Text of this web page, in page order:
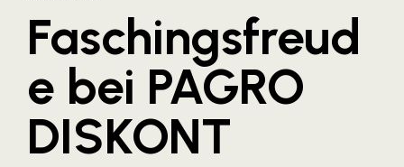
Meldungen
AKTUELLES
ACO
ALEX Krems
Faschingsfreud
e bei PAGRO
DISKONT